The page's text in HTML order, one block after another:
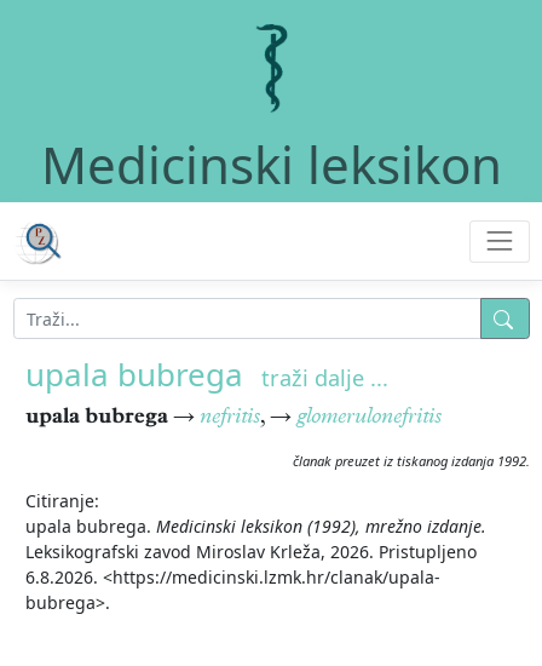
Medicinski leksikon
upala bubrega traži dalje ...
upala bubrega → nefritis, →glomerulonefritis
članak preuzet iz tiskanog izdanja 1992.
Citiranje:
upala bubrega. Medicinski leksikon (1992), mrežno izdanje.
Leksikografski zavod Miroslav Krleža, 2026. Pristupljeno
6.8.2026. <https://medicinski.lzmk.hr/clanak/upala-
bubrega>.